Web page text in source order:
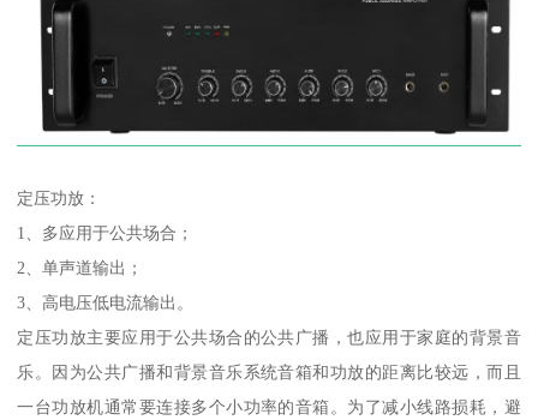
定压功放：
1、多应用于公共场合；
2、单声道输出；
3、高电压低电流输出。
定压功放主要应用于公共场合的公共广播，也应用于家庭的背景音
乐。因为公共广播和背景音乐系统音箱和功放的距离比较远，而且
一台功放机通常要连接多个小功率的音箱。为了减小线路损耗，避